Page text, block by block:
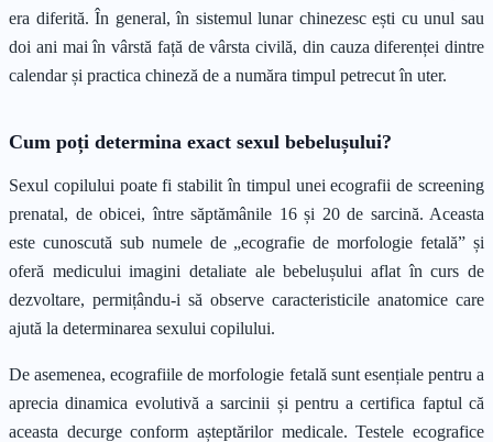
era diferită. În general, în sistemul lunar chinezesc ești cu unul sau
doi ani mai în vârstă față de vârsta civilă, din cauza diferenței dintre
calendar și practica chineză de a număra timpul petrecut în uter.
Cum poți determina exact sexul bebelușului?
Sexul copilului poate fi stabilit în timpul unei ecografii de screening
prenatal, de obicei, între săptămânile 16 și 20 de sarcină. Aceasta
este cunoscută sub numele de „ecografie de morfologie fetală” și
oferă medicului imagini detaliate ale bebelușului aflat în curs de
dezvoltare, permițându-i să observe caracteristicile anatomice care
ajută la determinarea sexului copilului.
De asemenea, ecografiile de morfologie fetală sunt esențiale pentru a
aprecia dinamica evolutivă a sarcinii și pentru a certifica faptul că
aceasta decurge conform așteptărilor medicale. Testele ecografice